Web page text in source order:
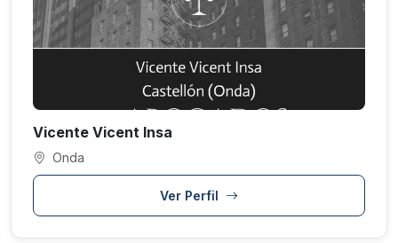
Vicente Vicent Insa
Onda
Ver Perfil